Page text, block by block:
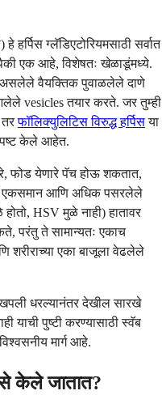
ग्लॅडिएटोरियमसाठी सर्वात
एक आहे, विशेषतः खेळाडूंमध्ये.
असलेले वैयक्तिक पुवाळलेले दाणे
vesicles तयार करते. जर तुम्ही
तरफॉलिक्युलिटिस विरुद्ध हर्पिसया
केले आहेत.
फोड येणारे पॅच होऊ शकतात,
एकसमान आणि अधिक पसरलेले
HSV मुळे नाही) हातावर
परंतु ते सामान्यतः एकाच
शरीराच्या एका बाजूला वेढलेले
खपली धरल्यानंतर देखील सारखे
याची पुष्टी करण्यासाठी स्वॅब
मार्ग आहे.
केले जातात?